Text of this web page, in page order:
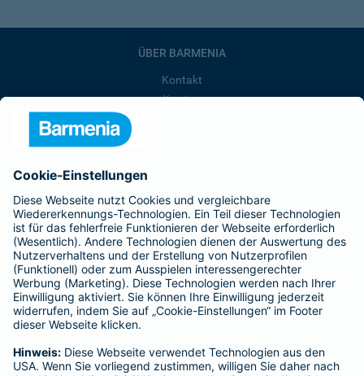
ÜBER BARMENIA
Kontakt
Karriere
Affiliate-Partner werden
Barmenia ist Teil der BarmeniaGothaer
BELIEBTE SEITEN
Kranken-Zusatzversicherung
Tierversicherungen
Haftpflichtversicherung
Hausratversicherung
SERVICE